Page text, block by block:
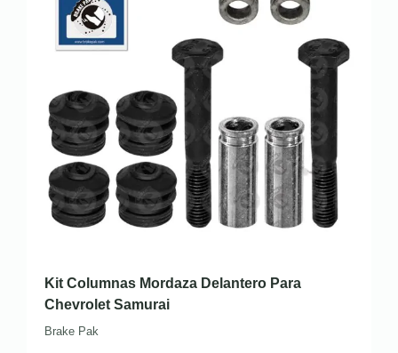
Kit Columnas Mordaza Delantero Para
Chevrolet Samurai
Brake Pak